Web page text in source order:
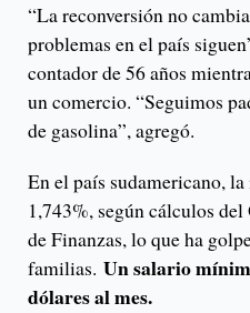
“La reconversión no
problemas en el país
contador de 56 años
un comercio. “Seguimos
de gasolina”, agregó.
En el país sudamericano,
1,743%, según cálculos
de Finanzas, lo que ha
familias. Un salario
dólares al mes.